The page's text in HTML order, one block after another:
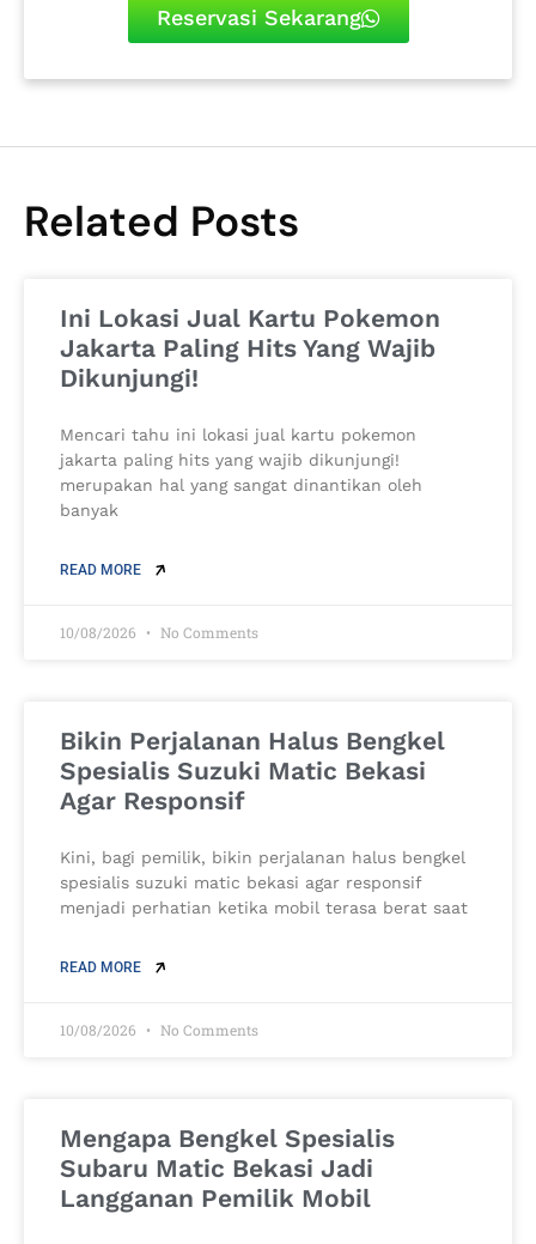
Reservasi Sekarang
Related Posts
Ini Lokasi Jual Kartu Pokemon
Jakarta Paling Hits Yang Wajib
Dikunjungi!
Mencari tahu ini lokasi jual kartu pokemon
jakarta paling hits yang wajib dikunjungi!
merupakan hal yang sangat dinantikan oleh
banyak
READ MORE
10/08/2026 No Comments
Bikin Perjalanan Halus Bengkel
Spesialis Suzuki Matic Bekasi
Agar Responsif
Kini, bagi pemilik, bikin perjalanan halus bengkel
spesialis suzuki matic bekasi agar responsif
menjadi perhatian ketika mobil terasa berat saat
READ MORE
10/08/2026 No Comments
Mengapa Bengkel Spesialis
Subaru Matic Bekasi Jadi
Langganan Pemilik Mobil